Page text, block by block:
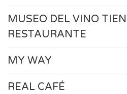
MUSEO DEL VINO
RESTAURANTE
MY WAY
REAL CAFÉ